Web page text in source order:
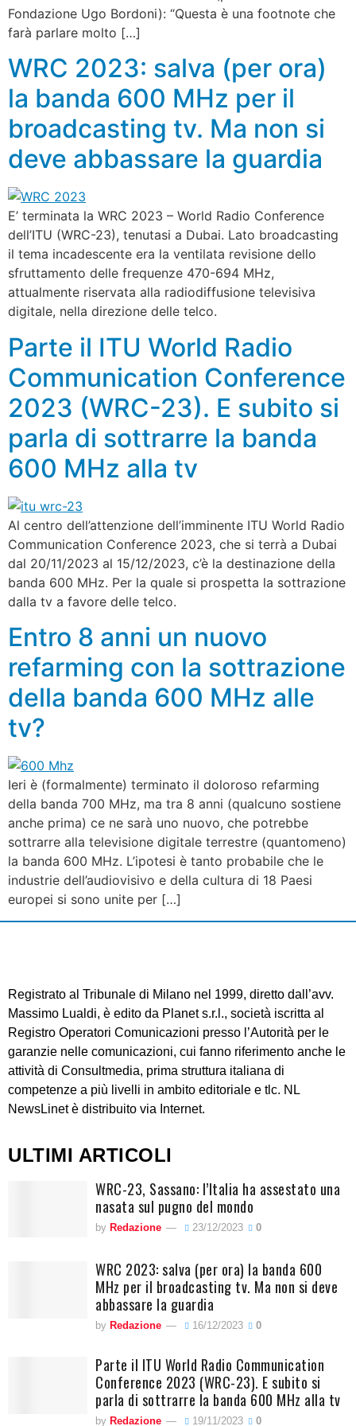
Fondazione Ugo Bordoni): “Questa è una footnote che
farà parlare molto […]
WRC 2023: salva (per ora)
la banda 600 MHz per il
broadcasting tv. Ma non si
deve abbassare la guardia
E’ terminata la WRC 2023 – World Radio Conference
dell’ITU (WRC-23), tenutasi a Dubai. Lato broadcasting
il tema incadescente era la ventilata revisione dello
sfruttamento delle frequenze 470-694 MHz,
attualmente riservata alla radiodiffusione televisiva
digitale, nella direzione delle telco.
Parte il ITU World Radio
Communication Conference
2023 (WRC-23). E subito si
parla di sottrarre la banda
600 MHz alla tv
Al centro dell’attenzione dell’imminente ITU World Radio
Communication Conference 2023, che si terrà a Dubai
dal 20/11/2023 al 15/12/2023, c’è la destinazione della
banda 600 MHz. Per la quale si prospetta la sottrazione
dalla tv a favore delle telco.
Entro 8 anni un nuovo
refarming con la sottrazione
della banda 600 MHz alle
tv?
Ieri è (formalmente) terminato il doloroso refarming
della banda 700 MHz, ma tra 8 anni (qualcuno sostiene
anche prima) ce ne sarà uno nuovo, che potrebbe
sottrarre alla televisione digitale terrestre (quantomeno)
la banda 600 MHz. L’ipotesi è tanto probabile che le
industrie dell’audiovisivo e della cultura di 18 Paesi
europei si sono unite per […]
Registrato al Tribunale di Milano nel 1999, diretto dall’avv.
Massimo Lualdi, è edito da Planet s.r.l., società iscritta al
Registro Operatori Comunicazioni presso l’Autorità per le
garanzie nelle comunicazioni, cui fanno riferimento anche le
attività di Consultmedia, prima struttura italiana di
competenze a più livelli in ambito editoriale e tlc. NL
NewsLinet è distribuito via Internet.
ULTIMI ARTICOLI
WRC-23, Sassano: l’Italia ha assestato una
nasata sul pugno del mondo
by Redazione 23/12/2023 0
WRC 2023: salva (per ora) la banda 600
MHz per il broadcasting tv. Ma non si deve
abbassare la guardia
by Redazione 16/12/2023 0
Parte il ITU World Radio Communication
Conference 2023 (WRC-23). E subito si
parla di sottrarre la banda 600 MHz alla tv
by Redazione 19/11/2023 0